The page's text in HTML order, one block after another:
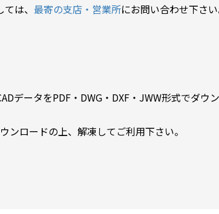
は、 最寄の支店・営業所にお問い合わせ下さい
データをPDF・DWG・DXF・JWW形式でダウ
ンロードの上、解凍してご利用下さい。